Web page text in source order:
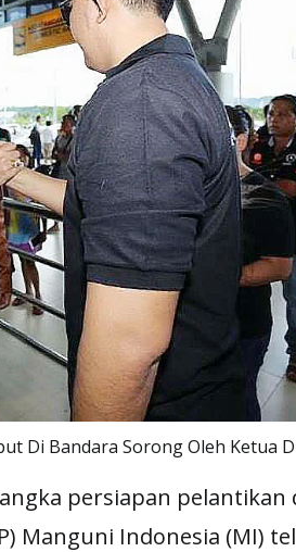
Di Bandara Sorong Oleh Ketua
rangka persiapan
Manguni Indonesia (MI)